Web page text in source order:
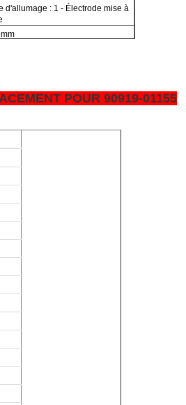
d'allumage : 1 - Électrode mise à
POUR 90919-01155